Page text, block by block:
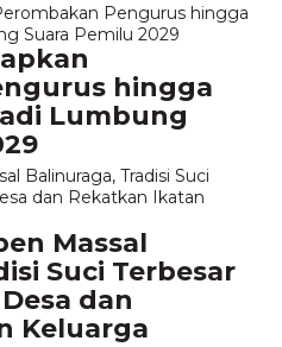
hingga
Lumbung
Massal
Suci Terbesar
dan
Keluarga